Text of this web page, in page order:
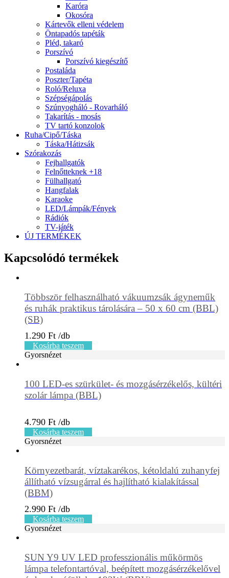
Karóra
Okosóra
Kártevők elleni védelem
Öntapadós tapéták
Pléd, takaró
Porszívó
Porszívó kiegészítő
Postaláda
Poszter/Tapéta
Roló/Reluxa
Szépségápolás
Szúnyogháló - Rovarháló
Takarítás - mosás
TV tartó konzolok
Ruha/Cipő/Táska
Táska/Hátizsák
Szórakozás
Fejhallgatók
Felnőtteknek +18
Fülhallgató
Hangfalak
Karaoke
LED/Lámpák/Fények
Rádiók
TV-játék
ÚJ TERMÉKEK
Kapcsolódó termékek
Többször felhasználható vákuumzsák ágyneműk
és ruhák praktikus tárolására – 50 x 60 cm (BBL)
(SB)
1.290 Ft
Kosárba teszem
Gyorsnézet
100 LED-es szürkület- és mozgásérzékelős, kültéri
szolár lámpa (BBL)
4.790 Ft
Kosárba teszem
Gyorsnézet
Környezetbarát, víztakarékos, kétoldalú zuhanyfej
állítható vízsugárral és hajlítható kialakítással
(BBM)
2.990 Ft
Kosárba teszem
Gyorsnézet
SUN Y9 UV LED professzionális műkörmös
lámpa telefontartóval, beépített mozgásérzékelővel